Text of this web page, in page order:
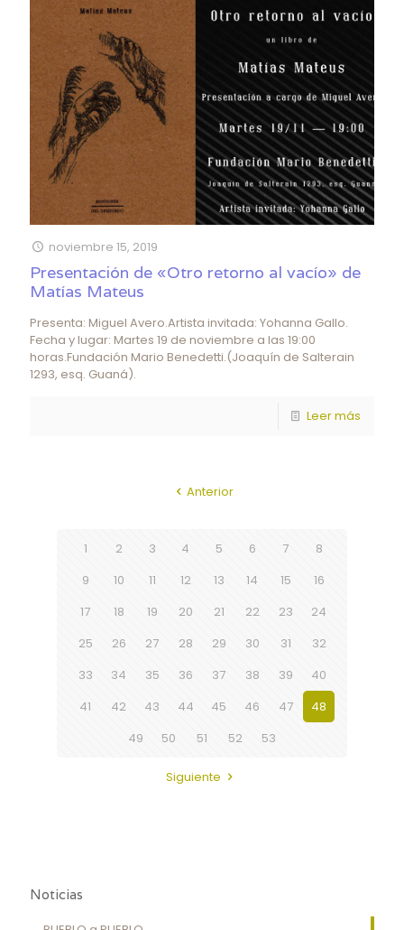
noviembre 15, 2019
Presentación de «Otro retorno al vacío» de
Matías Mateus
Presenta: Miguel Avero.Artista invitada: Yohanna Gallo.
Fecha y lugar: Martes 19 de noviembre a las 19:00
horas.Fundación Mario Benedetti.(Joaquín de Salterain
1293, esq. Guaná).
Leer más
Anterior
1 2 3 4 5 6 7
8
9
10 11 12 13 14 15
16
17
18 19 20 21 22 23
24
25
26 27 28 29 30 31
32
33
34 35 36 37 38 39
40
41
42 43 44 45 46 47
48
49
50 51 52 53
Siguiente
Noticias